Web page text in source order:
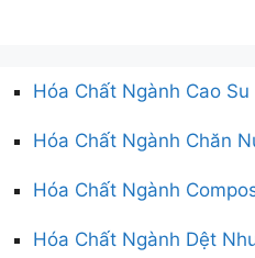
Hóa Chất Ngành Cao Su
Hóa Chất Ngành Chăn
Hóa Chất Ngành
Hóa Chất Ngành Dệt